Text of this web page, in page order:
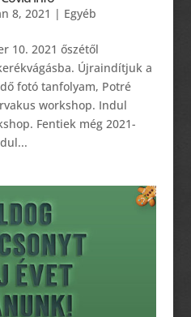
8, 2021 | Egyéb
10. 2021 őszétől
Újraindítjuk a
fotó tanfolyam, Potré
workshop. Indul
Fentiek még 2021-